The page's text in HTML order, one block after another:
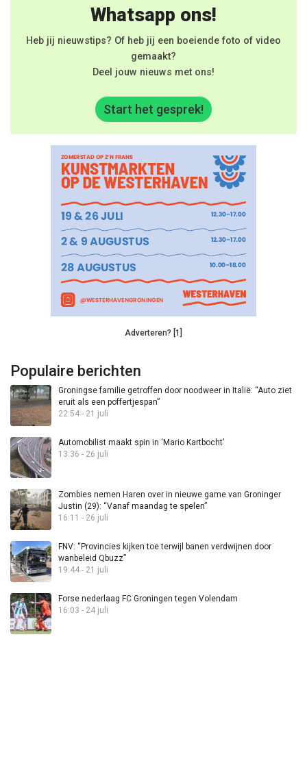
Whatsapp ons!
Heb jij nieuwstips? Of heb jij een boeiende foto of video
gemaakt?
Deel jouw nieuws met ons!
Start het gesprek!
Adverteren? [1]
Populaire berichten
Groningse familie getroffen door noodweer in Italië: “Auto ziet
eruit als een poffertjespan”
22:54 - 21 juli
Automobilist maakt spin in ‘Mario Kartbocht’
13:36 - 26 juli
Zombies nemen Haren over in nieuwe game van Groninger
Justin (29): “Vanaf maandag te spelen”
16:11 - 26 juli
FNV: “Provincies kijken toe terwijl banen verdwijnen door
wanbeleid Qbuzz”
19:44 - 21 juli
Forse nederlaag FC Groningen tegen Volendam
16:03 - 24 juli